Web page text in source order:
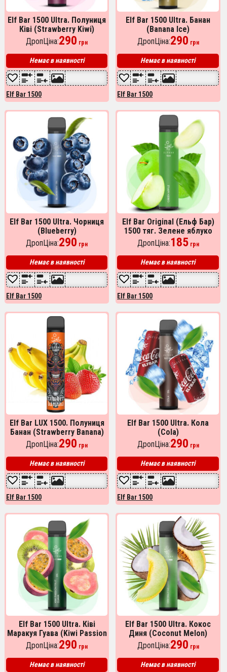
Elf Bar 1500 Ultra. Полуниця
Ківі (Strawberry Kiwi)
ДропЦіна:290 грн
Немає в наявності
Elf Bar 1500
Elf Bar 1500 Ultra. Банан
(Banana Ice)
ДропЦіна:290 грн
Немає в наявності
Elf Bar 1500
Elf Bar 1500 Ultra. Чорниця
(Blueberry)
ДропЦіна:290 грн
Немає в наявності
Elf Bar 1500
Elf Bar Original (Ельф Бар)
1500 тяг. Зелене яблуко
(Green apple)
ДропЦіна:185грн
Немає в наявності
Elf Bar 1500
Elf Bar LUX 1500. Полуниця
Банан (Strawberry Banana)
ДропЦіна:290 грн
Немає в наявності
Elf Bar 1500
Elf Bar 1500 Ultra. Кола
(Cola)
ДропЦіна:290 грн
Немає в наявності
Elf Bar 1500
Elf Bar 1500 Ultra. Ківі
Маракуя Гуава (Kiwi Passion
Fruit Guava)
ДропЦіна:290 грн
Немає в наявності
Elf Bar 1500 Ultra. Кокос
Диня (Coconut Melon)
ДропЦіна:290 грн
Немає в наявності